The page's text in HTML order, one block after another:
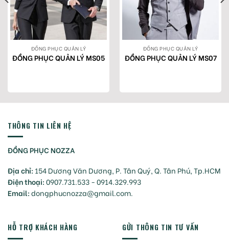
ĐỒNG PHỤC QUẢN LÝ
ĐỒNG PHỤC QUẢN LÝ MS05
ĐỒNG PHỤC QUẢN LÝ
ĐỒNG PHỤC QUẢN LÝ MS07
THÔNG TIN LIÊN HỆ
ĐỒNG PHỤC NOZZA
Địa chỉ: 154 Dương Văn Dương, P. Tân Quý, Q. Tân Phú, Tp.HCM
Điện thoại:0907.731.533 - 0914.329.993
Email:dongphucnozza@gmail.com.
HỖ TRỢ KHÁCH HÀNG GỬI THÔNG TIN TƯ VẤN